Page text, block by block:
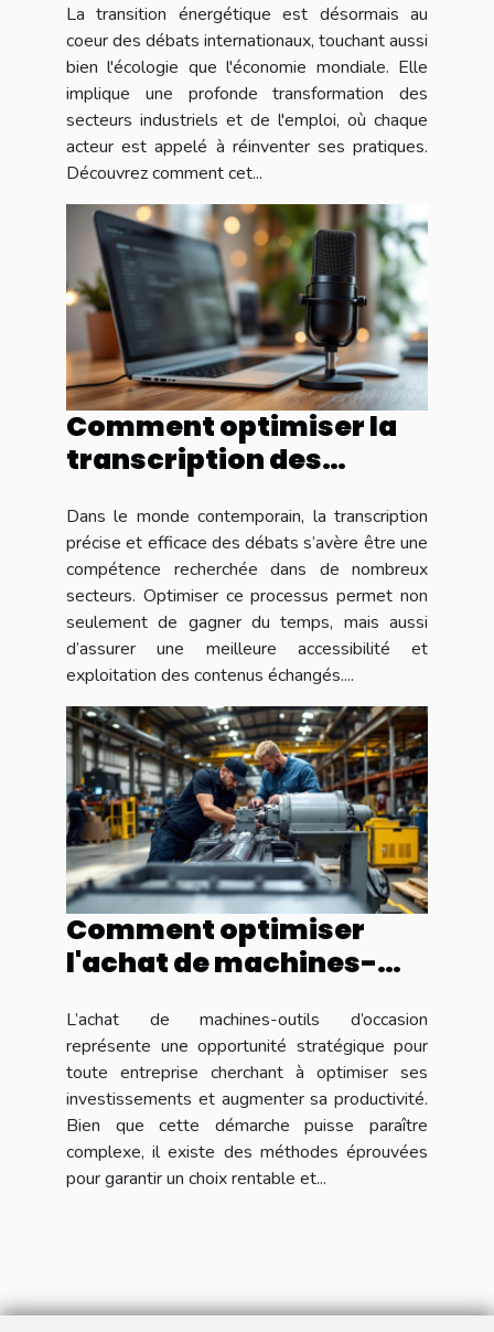
La transition énergétique est désormais au
coeur des débats internationaux, touchant aussi
bien l'écologie que l'économie mondiale. Elle
implique une profonde transformation des
secteurs industriels et de l'emploi, où chaque
acteur est appelé à réinventer ses pratiques.
Découvrez comment cet...
Comment optimiser la
transcription des
efficacité maximale ?
Dans le monde contemporain, la transcription
précise et efficace des débats s’avère être une
compétence recherchée dans de nombreux
secteurs. Optimiser ce processus permet non
seulement de gagner du temps, mais aussi
d’assurer une meilleure accessibilité et
exploitation des contenus échangés....
Comment optimiser
l'achat de machines-
augmenter la
productivité?
L’achat de machines-outils d’occasion
représente une opportunité stratégique pour
toute entreprise cherchant à optimiser ses
investissements et augmenter sa productivité.
Bien que cette démarche puisse paraître
complexe, il existe des méthodes éprouvées
pour garantir un choix rentable et...